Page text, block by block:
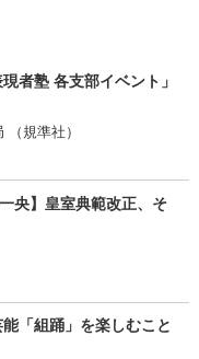
者塾 各支部イベント」
規準社）
央】皇室典範改正、そ
能「組踊」を楽しむこと